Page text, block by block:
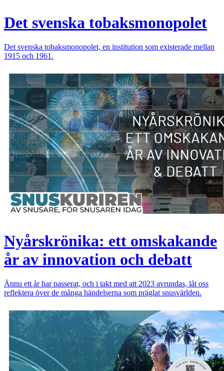
Det svenska tobaksmonopolet
Det svenska tobaksmonopolet, en institution som existerade mellan
1915 och 1961.
Nyårskrönika: ett omskakande
år av innovation och debatt
Ännu ett år har passerat, och i takt med att 2023 avrundas, låt oss
reflektera över de många händelserna som präglat snusvärlden.